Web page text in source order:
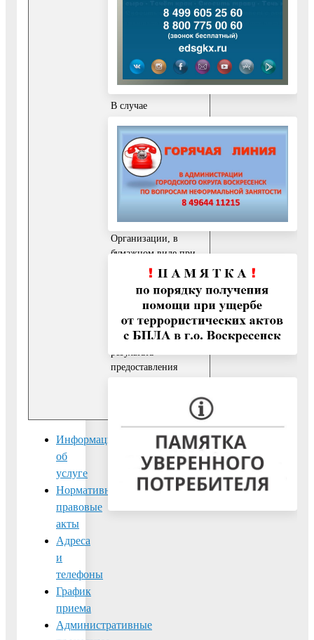
РПГУ посредством
ЕСИА при подаче
заявления через
Организацию либо
РПГУ) посредством
ЕИСДОП.
В случае
Заявитель может
получить решение об
отказе в
предоставлении
Услуги, подписанное
уполномоченным
должностным лицом
Организации, в
бумажном виде при
личном посещении
Факт предоставления
Услуги с
приложением
предоставления
Информация
об
услуге
Нормативно-
правовые
акты
Адреса
и
телефоны
График
приема
Административные